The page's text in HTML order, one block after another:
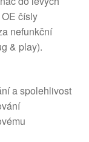
čísly
nefunkční
& play).
a spolehlivost